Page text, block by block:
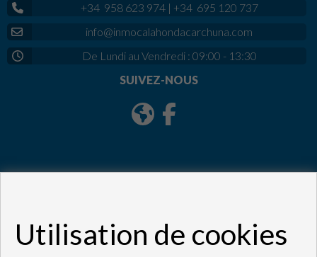
+34 958 623 974| +34 695 120 737
info@inmocalahondacarchuna.com
De Lundi au Vendredi : 09:00 - 13:30
SUIVEZ-NOUS
Copyright © 2026. Tous droits réservés.
Développé prèsInmoenter .Avis Légal|
politique de protection des
Utilisation de cookies